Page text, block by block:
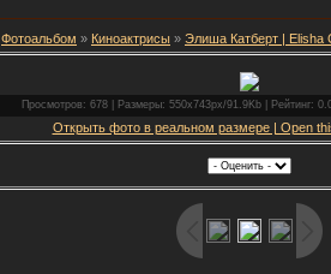
Фотоальбом » Киноактрисы » Элиша Катберт | Elisha
Просмотров: 678 | Размеры: 550x743px/91.9Kb | Рейтинг:
Открыть фото в реальном размере | Open